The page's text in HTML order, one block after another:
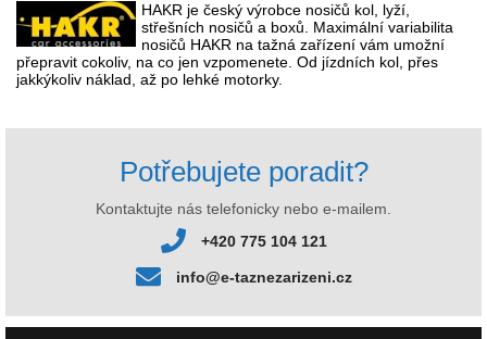
HAKR je český výrobce nosičů kol, lyží,
střešních nosičů a boxů. Maximální variabilita
nosičů HAKR na tažná zařízení vám umožní
přepravit cokoliv, na co jen vzpomenete. Od jízdních kol, přes
jakkýkoliv náklad, až po lehké motorky.
Potřebujete poradit?
Kontaktujte nás telefonicky nebo e-mailem.
+420 775 104 121
info@e-taznezarizeni.cz